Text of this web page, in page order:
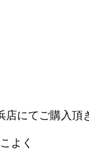
にてご購入頂
よく